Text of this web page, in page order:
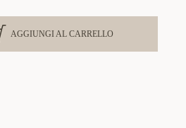
AGGIUNGI AL CARRELLO